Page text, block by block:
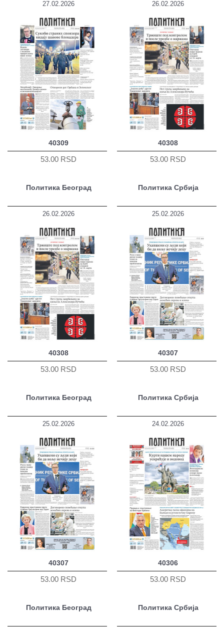
27.02.2026
40309
53.00 RSD
26.02.2026
40308
53.00 RSD
Политика Београд
26.02.2026
40308
53.00 RSD
Политика Србија
25.02.2026
40307
53.00 RSD
Политика Београд
25.02.2026
40307
53.00 RSD
Политика Србија
24.02.2026
40306
53.00 RSD
Политика Београд Политика Србија